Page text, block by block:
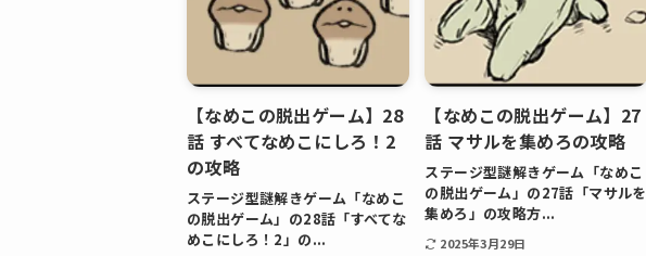
【なめこの脱出ゲーム】28
話 すべてなめこにしろ！2
の攻略
ステージ型謎解きゲーム「なめこ
の脱出ゲーム」の28話「すべてな
めこにしろ！2」の...
【なめこの脱出ゲーム】27
話 マサルを集めろの攻略
ステージ型謎解きゲーム「なめこ
の脱出ゲーム」の27話「マサルを
集めろ」の攻略方...
2025年3月29日